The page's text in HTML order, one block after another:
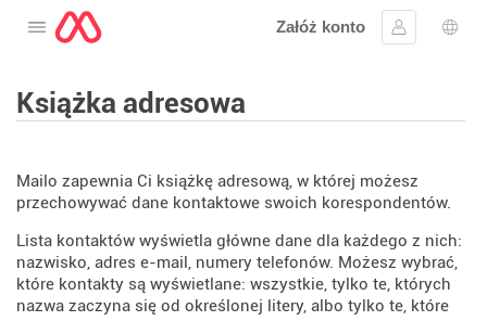
Otwórz menu
Załóż konto
Zaloguj się
Książka adresowa
Mailo zapewnia Ci książkę adresową, w której możesz
przechowywać dane kontaktowe swoich korespondentów.
Lista kontaktów wyświetla główne dane dla każdego z nich:
nazwisko, adres e-mail, numery telefonów. Możesz wybrać,
które kontakty są wyświetlane: wszystkie, tylko te, których
nazwa zaczyna się od określonej litery, albo tylko te, które